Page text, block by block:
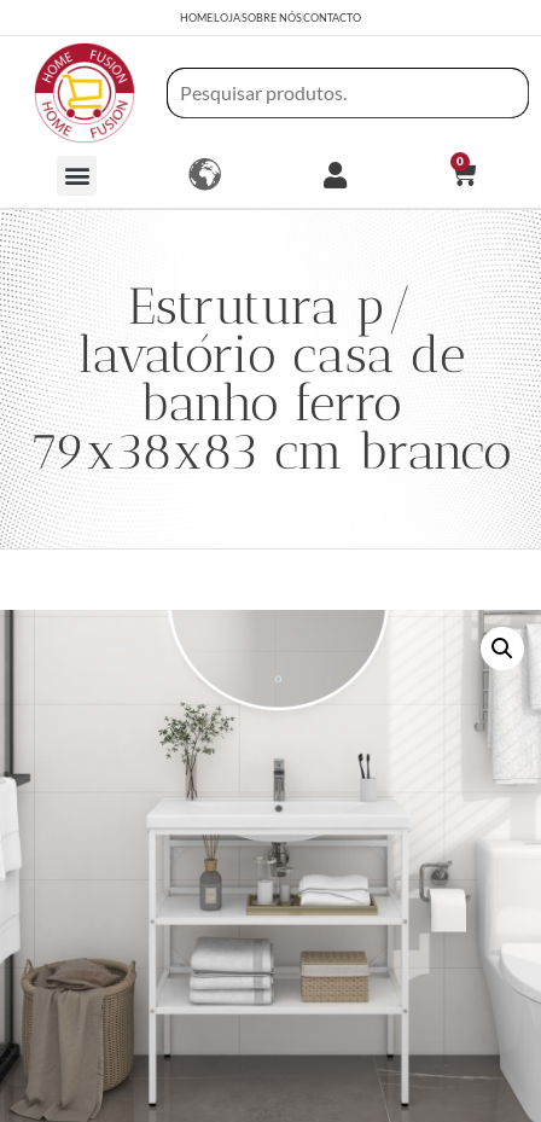
HOMELOJASOBRE NÓSCONTACTO
0
Estrutura p/
lavatório casa de
banho ferro
79x38x83 cm branco